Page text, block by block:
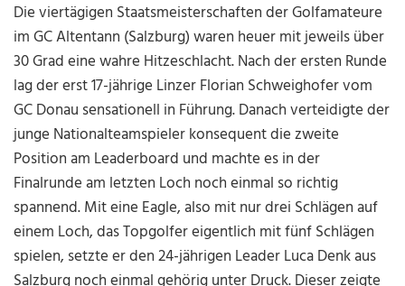
Die viertägigen Staatsmeisterschaften der Golfamateure
im GC Altentann (Salzburg) waren heuer mit jeweils über
30 Grad eine wahre Hitzeschlacht. Nach der ersten Runde
lag der erst 17-jährige Linzer Florian Schweighofer vom
GC Donau sensationell in Führung. Danach verteidigte der
junge Nationalteamspieler konsequent die zweite
Position am Leaderboard und machte es in der
Finalrunde am letzten Loch noch einmal so richtig
spannend. Mit eine Eagle, also mit nur drei Schlägen auf
einem Loch, das Topgolfer eigentlich mit fünf Schlägen
spielen, setzte er den 24-jährigen Leader Luca Denk aus